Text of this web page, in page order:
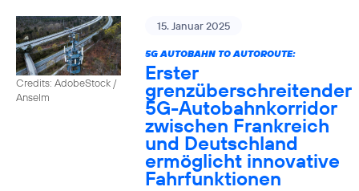
Credits: AdobeStock /
Anselm
15. Januar 2025
5G AUTOBAHN TO AUTOROUTE:
Erster
grenzüberschreitender
5G-Autobahnkorridor
zwischen Frankreich
und Deutschland
ermöglicht innovative
Fahrfunktionen